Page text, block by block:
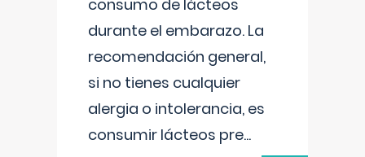
consumo de lácteos
durante el embarazo. La
recomendación general,
si no tienes cualquier
alergia o intolerancia, es
consumir lácteos pre...